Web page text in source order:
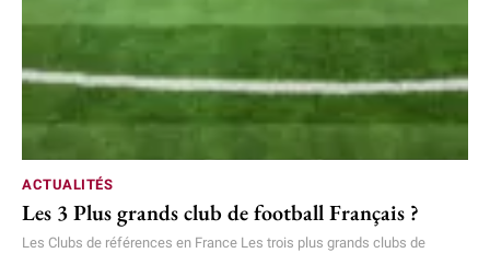
ACTUALITÉS
Les 3 Plus grands club de football Français ?
Les Clubs de références en France Les trois plus grands clubs de